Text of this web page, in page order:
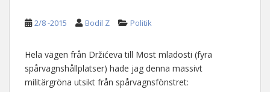
2/8 -2015 Bodil Z Politik
Hela vägen från Držićeva till Most mladosti (fyra
spårvagnshållplatser) hade jag denna massivt
militärgröna utsikt från spårvagnsfönstret: